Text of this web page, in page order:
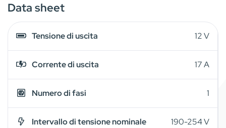
Data sheet
Tensione di uscita 12 V
Corrente di uscita 17 A
Numero di fasi 1
Intervallo di tensione nominale 190-254 V